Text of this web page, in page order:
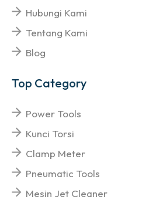
Hubungi Kami
Tentang Kami
Blog
Top Category
Power Tools
Kunci Torsi
Clamp Meter
Pneumatic Tools
Mesin Jet Cleaner